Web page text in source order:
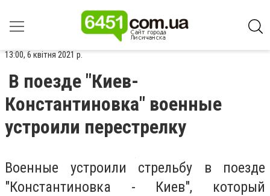
13:00, 6 квітня 2021 р.
В поезде "Киев-
Константиновка" военные
устроили перестрелку
Военные устроили стрельбу в поезде
"Константиновка - Киев", который